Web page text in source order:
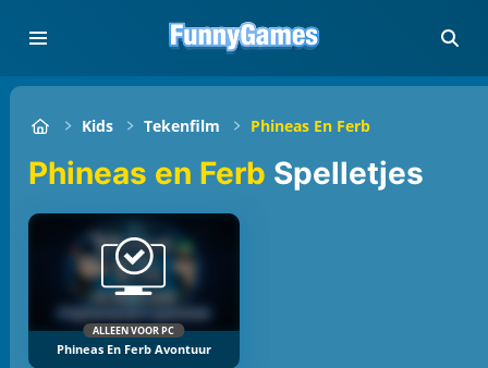
Kids Tekenfilm Phineas En Ferb
Phineas en Ferb Spelletjes
ALLEEN VOOR PC
Phineas En Ferb Avontuur